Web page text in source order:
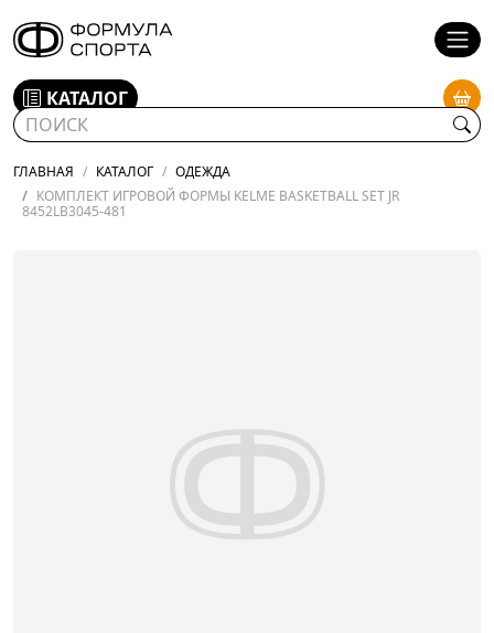
КАТАЛОГ
ГЛАВНАЯ КАТАЛОГ
ОДЕЖДА
КОМПЛЕКТ ИГРОВОЙ ФОРМЫ KELME BASKETBALL SET JR
8452LB3045-481